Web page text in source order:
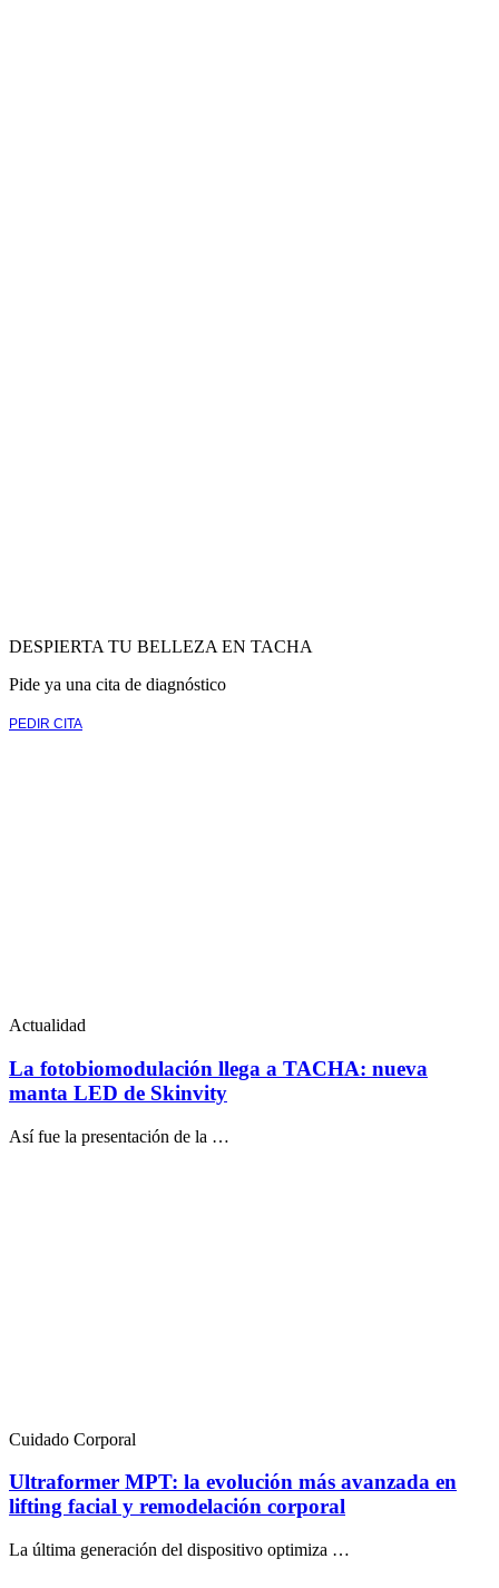
DESPIERTA TU BELLEZA EN TACHA
Pide ya una cita de diagnóstico
PEDIR CITA
Actualidad
La fotobiomodulación llega a TACHA: nueva
manta LED de Skinvity
Así fue la presentación de la …
Cuidado Corporal
Ultraformer MPT: la evolución más avanzada en
lifting facial y remodelación corporal
La última generación del dispositivo optimiza …